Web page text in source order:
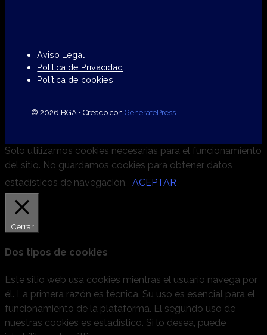
Aviso Legal
Política de Privacidad
Política de cookies
© 2026 BGA • Creado conGeneratePress
Solo utilizamos cookies necesarias para el funcionamiento
del sitio. No guardamos cookies para obtener datos
estadísticos de navegación. ACEPTAR
Cerrar
Dos tipos de cookies
Este sitio web usa cookies mientras el usuario navega por
él. La primera razón es técnica. Su uso es esencial para el
funcionamiento de la plataforma. El segundo uso de
nuestras cookies es estadístico. Si lo desea, puede